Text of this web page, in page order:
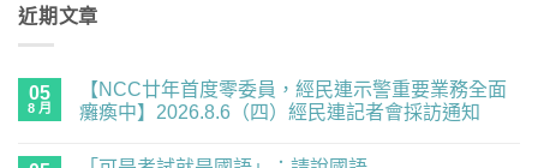
近期文章
05
8 月
【NCC廿年首度零委員，經民連示警重要業務全面
癱瘓中】2026.8.6（四）經民連記者會採訪通知